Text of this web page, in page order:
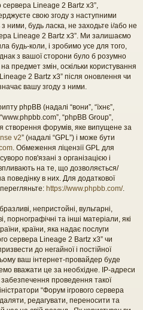
сервера Lineage 2 Bartz x3”,
свою згоду з наступними
ними, будь ласка, не заходьте і/або не
Lineage 2 Bartz x3”. Ми залишаємо
будь-коли, і зробимо усе для того,
з вашої сторони було б розумно
предмет змін, оскільки користування
2 Bartz x3” після оновлення чи
вашу згоду з ними.
phpBB (надалі “вони”, “їхнє”,
“phpBB Group”,
створення форумів, яке випущене за
v2” (надалі “GPL”) і може бути
. Обмеження ліцензії GPL для
пов'язані з організацією і
на те, що дозволяється/
поведінку в них. Для додаткової
https://www.phpbb.com/.
непристойні, вульгарні,
порнографічні та інші матеріали, які
країни, яка надає послуги
сервера Lineage 2 Bartz x3” чи
до негайної і постійної
ваш інтернет-провайдер буде
вважати це за необхідне. IP-адреси
забезпечення проведення такої
“Форум ігрового сервера
редагувати, переносити та